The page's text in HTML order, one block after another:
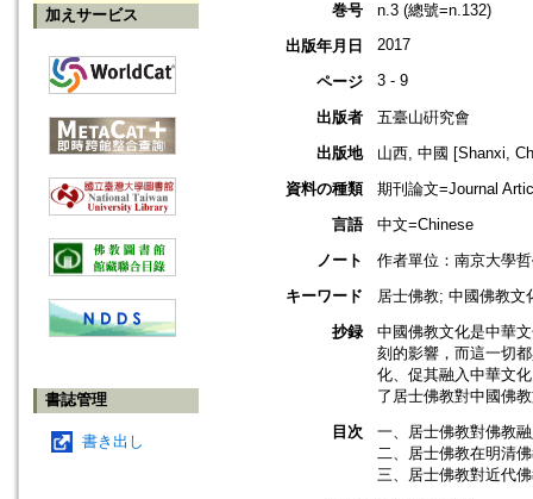
加えサービス
書誌管理
書き出し
巻号
n.3 (總號=n.132)
出版年月日
2017
ページ 3 - 9
出版者
五臺山硏究會
出版地
山西, 中國 [Shanxi,
資料の種類
期刊論文=Journal
言語
中文=Chinese
ノート
作者單位：南京大學
キーワード
居士佛教; 中國佛教文
抄録
中國佛教文化是中華
刻的影響，而這一切
化、促其融入中華文
了居士佛教對中國佛
目次
一、居士佛教對佛教
二、居士佛教在明清
三、居士佛教對近代